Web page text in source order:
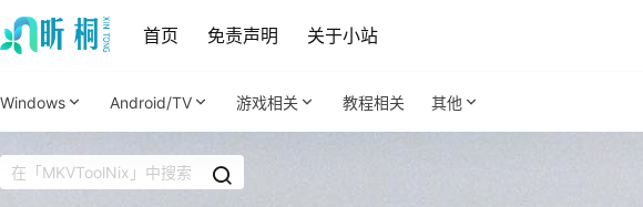
首页 免责声明 关于小站
Windows Android/TV 游戏相关 教程相关 其他